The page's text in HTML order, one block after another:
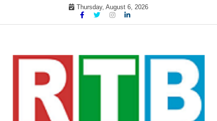
Thursday, August 6, 2026